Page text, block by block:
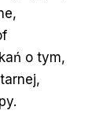
o tym,